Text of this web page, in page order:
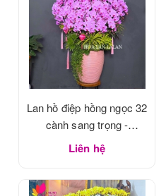
Lan hồ điệp hồng ngọc 32
cành sang trọng -
LHD1188
Liên hệ